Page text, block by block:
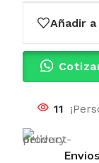
Añadir
11
Envios